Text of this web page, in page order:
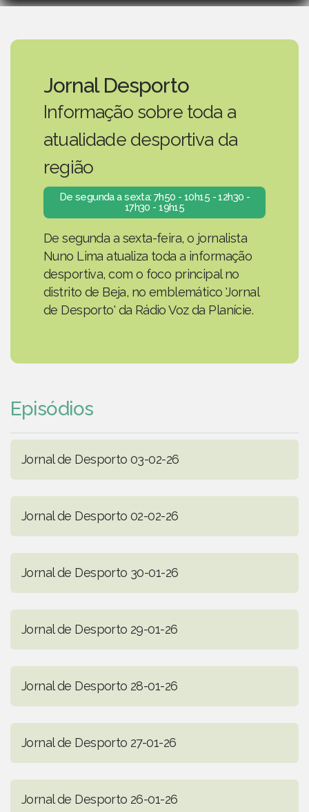
Jornal Desporto
Informação sobre toda a
atualidade desportiva da
região
De segunda a sexta: 7h50 - 10h15 - 12h30 -
17h30 - 19h15
De segunda a sexta-feira, o jornalista
Nuno Lima atualiza toda a informação
desportiva, com o foco principal no
distrito de Beja, no emblemático 'Jornal
de Desporto' da Rádio Voz da Planície.
Episódios
Jornal de Desporto 03-02-26
Jornal de Desporto 02-02-26
Jornal de Desporto 30-01-26
Jornal de Desporto 29-01-26
Jornal de Desporto 28-01-26
Jornal de Desporto 27-01-26
Jornal de Desporto 26-01-26